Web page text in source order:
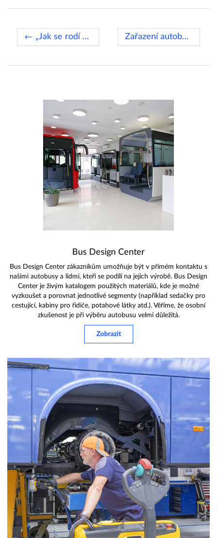
← „Jak se rodí autobus“ Zařazení autobusů nové generace do provozu →
Bus Design Center
Bus Design Center zákazníkům umožňuje být v přímém kontaktu s
našimi autobusy a lidmi, kteří se podílí na jejich výrobě. Bus Design
Center je živým katalogem použitých materiálů, kde je možné
vyzkoušet a porovnat jednotlivé segmenty (například sedačky pro
cestující, kabiny pro řidiče, potahové látky atd.). Věříme, že osobní
zkušenost je při výběru autobusu velmi důležitá.
Zobrazit